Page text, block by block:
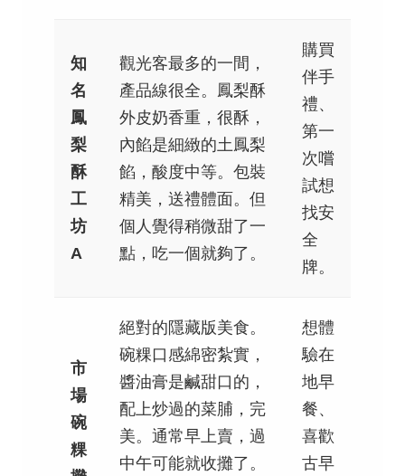
知
名
鳳
梨
酥
工
坊
A
觀光客最多的一間，
產品線很全。鳳梨酥
外皮奶香重，很酥，
內餡是細緻的土鳳梨
餡，酸度中等。包裝
精美，送禮體面。但
個人覺得稍微甜了一
點，吃一個就夠了。
購買
伴手
禮、
第一
次嚐
試想
找安
全
牌。
市
場
碗
粿
絕對的隱藏版美食。
碗粿口感綿密紮實，
醬油膏是鹹甜口的，
配上炒過的菜脯，完
美。通常早上賣，過
中午可能就收攤了。
想體
驗在
地早
餐、
喜歡
古早